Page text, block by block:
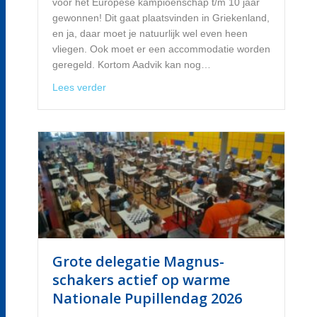
gewonnen! Dit gaat plaatsvinden in Griekenland,
en ja, daar moet je natuurlijk wel even heen
vliegen. Ook moet er een accommodatie worden
geregeld. Kortom Aadvik kan nog…
Lees verderabout Crowdfunding: Aadvik naar het
Grote delegatie Magnus-
schakers actief op warme
Nationale Pupillendag 2026